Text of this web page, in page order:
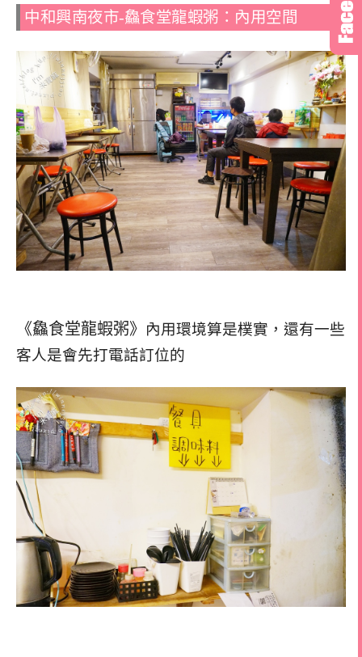
中和興南夜市-鱻食堂龍蝦粥：內用空間
《鱻食堂龍蝦粥》 內用環境算是樸實， 還有一些
客人是會先打電話訂位的